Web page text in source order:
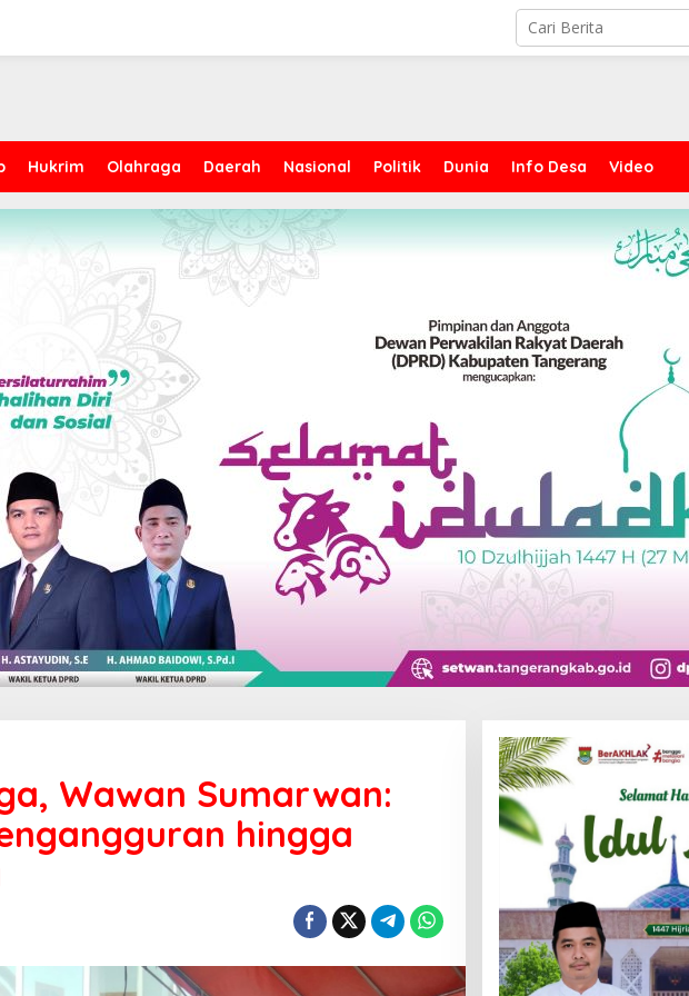
Hukrim Olahraga Daerah Nasional Politik Dunia Info Desa Video
Wawan Sumarwan:
hingga